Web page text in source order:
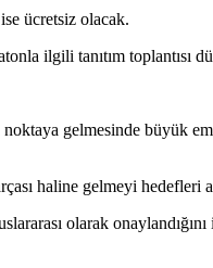
ücretsiz olacak.
ilgili tanıtım toplantısı
gelmesinde büyük
haline gelmeyi
olarak